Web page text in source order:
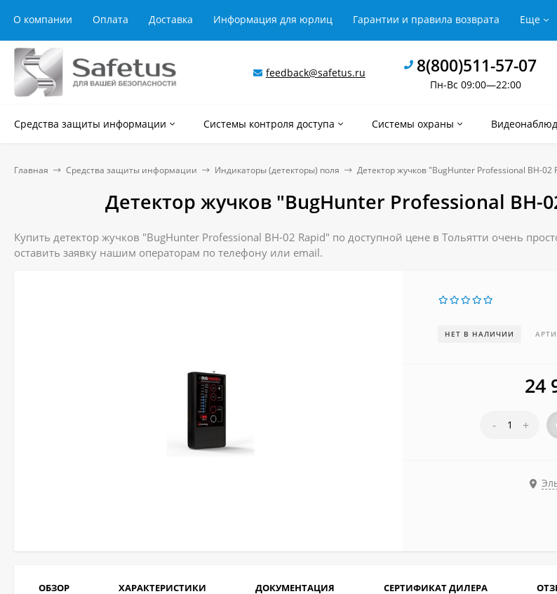
О компании Оплата Доставка Информация для юрлиц Гарантии и правила возврата Еще
feedback@safetus.ru 8(800)511-57-07
Пн-Вс 09:00—22:00
Средства защиты информации Системы контроля доступа Системы охраны
Главная Средства защиты информации Индикаторы (детекторы) поля Детектор жучков "BugHunter Professional BH-02
Детектор жучков "BugHunter Professional BH-
Купить детектор жучков "BugHunter Professional BH-02 Rapid" по доступной цене в Тольятти очень
оставить заявку нашим операторам по телефону или email.
НЕТ В НАЛИЧИИ
24
- +
ОБЗОР ХАРАКТЕРИСТИКИ ДОКУМЕНТАЦИЯ СЕРТИФИКАТ ДИЛЕРА